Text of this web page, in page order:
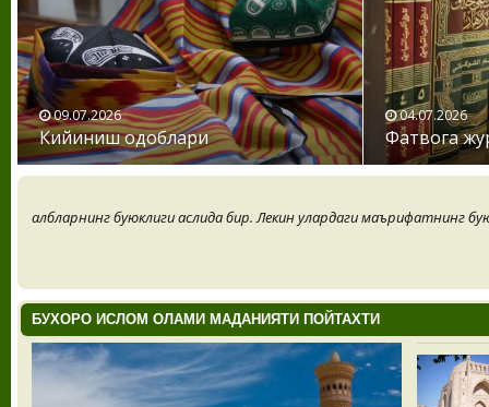
09.07.2026
Кийиниш одоблари
04.07.2026
Фатвога
Қалбларнинг буюклиги аслида бир. Лекин улардаги маърифатнинг
БУХОРО ИСЛОМ ОЛАМИ МАДАНИЯТИ ПОЙТАХТИ